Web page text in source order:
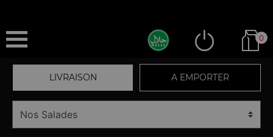
0
LIVRAISON A EMPORTER